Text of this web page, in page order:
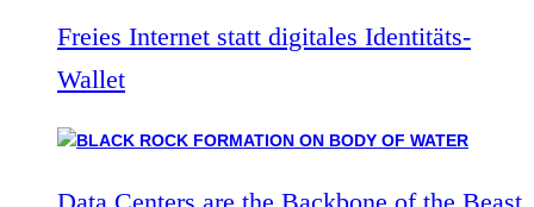
Freies Internet statt digitales Identitäts-
Wallet